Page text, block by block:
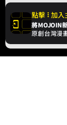
最新消息
點擊 加入
將MOJOIN
原創台灣漫
Cookie，欲瞭解